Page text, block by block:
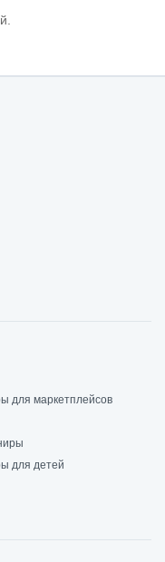
для маркетплейсов
для детей